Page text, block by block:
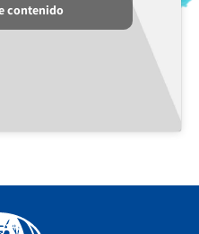
contenido
Instagram